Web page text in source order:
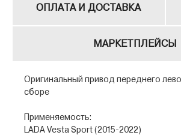
ОПЛАТА И ДОСТАВКА
МАРКЕТПЛЕЙСЫ
Оригинальный привод переднего
сборе
Применяемость:
LADA Vesta Sport (2015-2022)